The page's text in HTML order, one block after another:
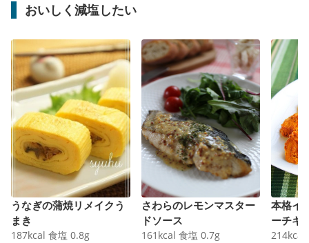
おいしく減塩したい
うなぎの蒲焼リメイクう
まき
187kcal 食塩 0.8g
さわらのレモンマスター
ドソース
161 kcal 食塩 0.7g
本格イ
ーチキ
214kcal